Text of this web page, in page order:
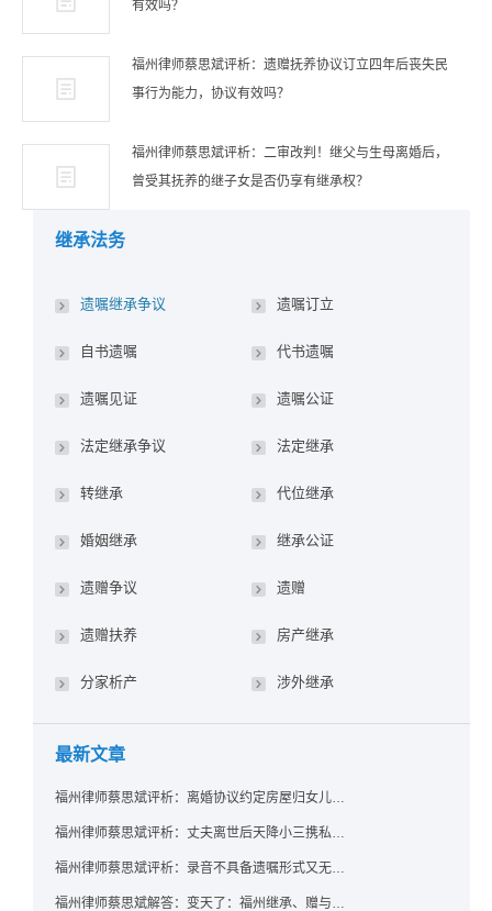
有效吗？
福州律师蔡思斌评析：遗赠抚养协议订立四年后丧失民
事行为能力，协议有效吗？
福州律师蔡思斌评析：二审改判！继父与生母离婚后，
曾受其抚养的继子女是否仍享有继承权？
继承法务
遗嘱继承争议 遗嘱订立
自书遗嘱 代书遗嘱
遗嘱见证 遗嘱公证
法定继承争议 法定继承
转继承 代位继承
婚姻继承 继承公证
遗赠争议 遗赠
遗赠扶养 房产继承
分家析产 涉外继承
最新文章
福州律师蔡思斌评析：离婚协议约定房屋归女儿所有，父亲去世后继母能否拒绝过户？
福州律师蔡思斌评析：丈夫离世后天降小三携私生子争遗产，法院正义判决保住原配80%份额！
福州律师蔡思斌评析：录音不具备遗嘱形式又无法证明赠与意愿——法院：按法定继承处理
福州律师蔡思斌解答：变天了：福州继承、赠与房产转让要收20%个税？福州国税官方回复来了！